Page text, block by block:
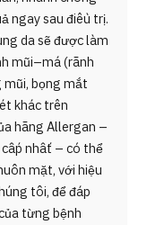
ngay sau điều trị.
da sẽ được làm
mũi–má (rãnh
bọng mắt
khác trên
hãng Allergan –
nhất – có thể
mặt, với hiệu
tôi, để đáp
từng bệnh